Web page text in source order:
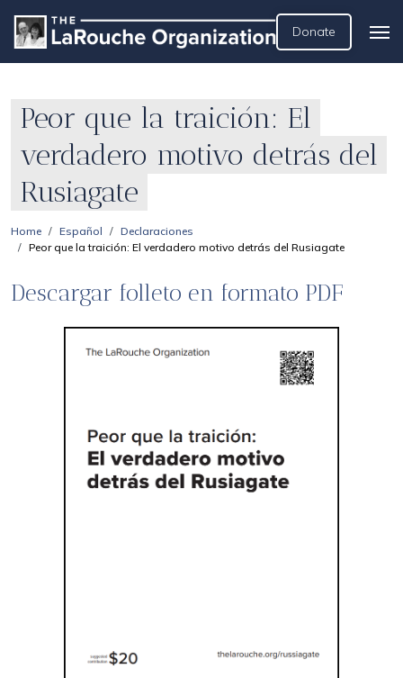
Donate
Peor que la traición: El
verdadero motivo detrás del
Rusiagate
Home Español
Declaraciones
Peor que la traición: El verdadero motivo detrás del Rusiagate
Descargar folleto en formato PDF